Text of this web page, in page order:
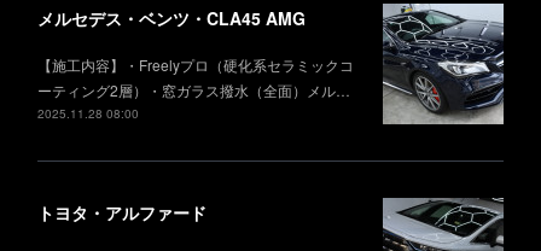
メルセデス・ベンツ・CLA45 AMG
【施工内容】・Freelyプロ（硬化系セラミックコ
ーティング2層）・窓ガラス撥水（全面）メル…
2025.11.28 08:00
トヨタ・アルファード